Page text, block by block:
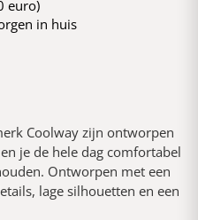
euro)
in huis
Coolway zijn ontworpen
je de hele dag comfortabel
Ontworpen met een
lage silhouetten en een